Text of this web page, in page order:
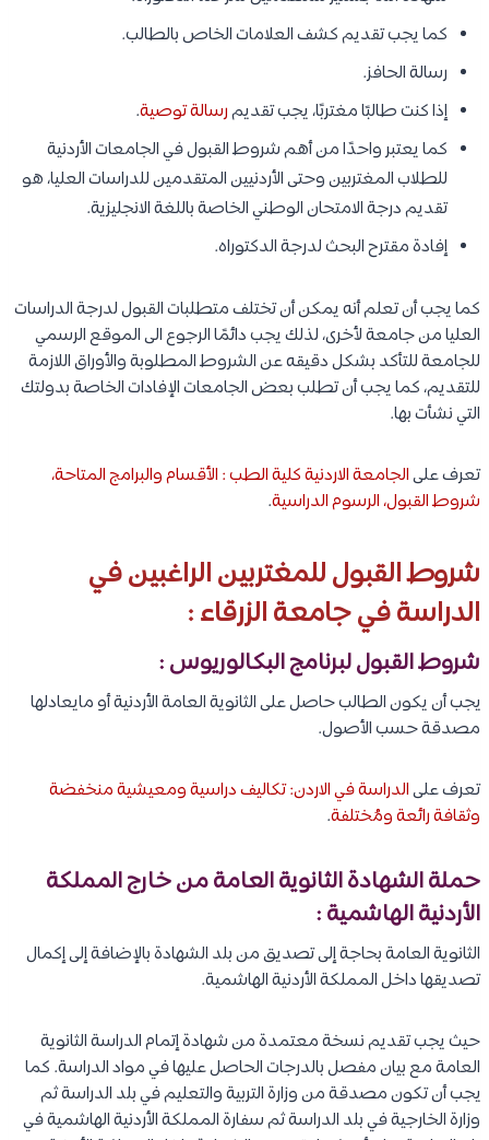
كما يجب تقديم كشف العلامات الخاص بالطالب.
رسالة الحافز.
إذا كنت طالبًا مغتربًا، يجب تقديمرسالة توصية.
كما يعتبر واحدًا من أهم شروط القبول في الجامعات الأردنية
للطلاب المغتربين وحتى الأردنيين المتقدمين للدراسات العليا، هو
تقديم درجة الامتحان الوطني الخاصة باللغة الانجليزية.
إفادة مقترح البحث لدرجة الدكتوراه.
كما يجب أن تعلم أنه يمكن أن تختلف متطلبات القبول لدرجة الدراسات
العليا من جامعة لأخرى، لذلك يجب دائمًا الرجوع الى الموقع الرسمي
للجامعة للتأكد بشكل دقيقه عن الشروط المطلوبة والأوراق اللازمة
للتقديم، كما يجب أن تطلب بعض الجامعات الإفادات الخاصة بدولتك
التي نشأت بها.
تعرف علىالجامعة الاردنية كلية الطب : الأقسام والبرامج المتاحة،
شروط القبول، الرسوم الدراسية.
شروط القبول للمغتربين الراغبين في
الدراسة في جامعة الزرقاء :
شروط القبول لبرنامج البكالوريوس :
يجب أن يكون الطالب حاصل على الثانوية العامة الأردنية أو مايعادلها
مصدقة حسب الأصول.
تعرف علىالدراسة في الاردن: تكاليف دراسية ومعيشية منخفضة
وثقافة رائعة ومُختلفة.
حملة الشهادة الثانوية العامة من خارج المملكة
الأردنية الهاشمية :
الثانوية العامة بحاجة إلى تصديق من بلد الشهادة بالإضافة إلى إكمال
تصديقها داخل المملكة الأردنية الهاشمية.
حيث يجب تقديم نسخة معتمدة من شهادة إتمام الدراسة الثانوية
العامة مع بيان مفصل بالدرجات الحاصل عليها في مواد الدراسة. كما
يجب أن تكون مصدقة من وزارة التربية والتعليم في بلد الدراسة ثم
وزارة الخارجية في بلد الدراسة ثم سفارة المملكة الأردنية الهاشمية في